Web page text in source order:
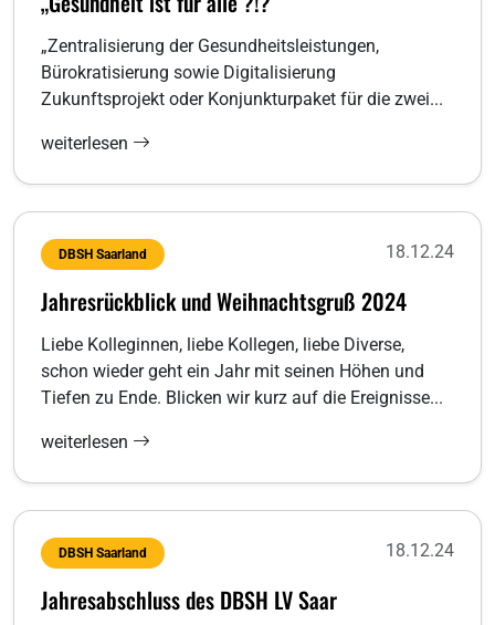
„Zentralisierung der Gesundheitsleistungen,
Bürokratisierung sowie Digitalisierung
Zukunftsprojekt oder Konjunkturpaket für die zwei...
weiterlesen
DBSH Saarland 18.12.24
Jahresrückblick und Weihnachtsgruß 2024
Liebe Kolleginnen, liebe Kollegen, liebe Diverse,
schon wieder geht ein Jahr mit seinen Höhen und
Tiefen zu Ende. Blicken wir kurz auf die Ereignisse...
weiterlesen
DBSH Saarland 18.12.24
Jahresabschluss des DBSH LV Saar